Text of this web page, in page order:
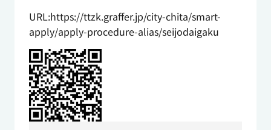
URL:https://ttzk.graffer.jp/city-chita/smart-
apply/apply-procedure-alias/seijodaigaku